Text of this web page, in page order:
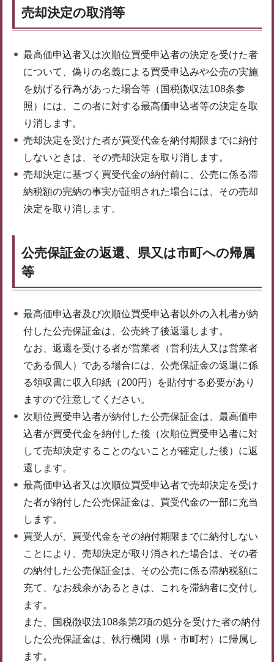
売却決定の取消等
最高価申込者又は次順位買受申込者の決定を受けた者
について、偽りの名義による買受申込みや公売の実施
を妨げる行為があった場合等（国税徴収法108条参
照）には、この者に対する最高価申込者等の決定を取
り消します。
売却決定を受けた者が買受代金を納付期限までに納付
しないときは、その売却決定を取り消します。
売却決定に基づく買受代金の納付前に、公売に係る滞
納税額の完納の事実が証明された場合には、その売却
決定を取り消します。
公売保証金の返還、県又は市町への帰属
等
最高価申込者及び次順位買受申込者以外の入札者が納
付した公売保証金は、公売終了後返還します。
なお、返還を受ける者が営業者（営利法人又は営業者
である個人）である場合には、公売保証金の返還に係
る領収書に収入印紙（200円）を貼付する必要があり
ますので注意してください。
次順位買受申込者が納付した公売保証金は、最高価申
込者が買受代金を納付した後（次順位買受申込者に対
して売却決定することのないことが確定した後）に返
還します。
最高価申込者又は次順位買受申込者で売却決定を受け
た者が納付した公売保証金は、買受代金の一部に充当
します。
買受人が、買受代金をその納付期限までに納付しない
ことにより、売却決定が取り消された場合は、その者
の納付した公売保証金は、その公売に係る滞納税額に
充て、なお残余があるときは、これを滞納者に交付し
ます。
また、国税徴収法108条第2項の処分を受けた者の納付
した公売保証金は、執行機関（県・市町村）に帰属し
ます。